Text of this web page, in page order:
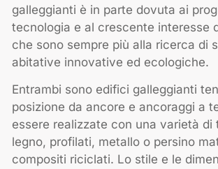
galleggianti è in parte dovuta ai
tecnologia e al crescente interesse
che sono sempre più alla ricerca di
abitative innovative ed ecologiche.
Entrambi sono edifici galleggianti
posizione da ancore e ancoraggi a
essere realizzate con una varietà di
legno, profilati, metallo o persino
compositi riciclati. Lo stile e le